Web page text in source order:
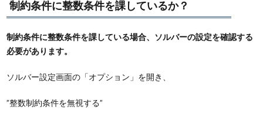
制約条件に整数条件を課しているか？
制約条件に整数条件を課している場合、ソルバーの設定を確認する
必要があります。
ソルバー設定画面の「オプション」を開き、
”整数制約条件を無視する”